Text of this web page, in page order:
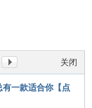
关闭
有一款适合你【点